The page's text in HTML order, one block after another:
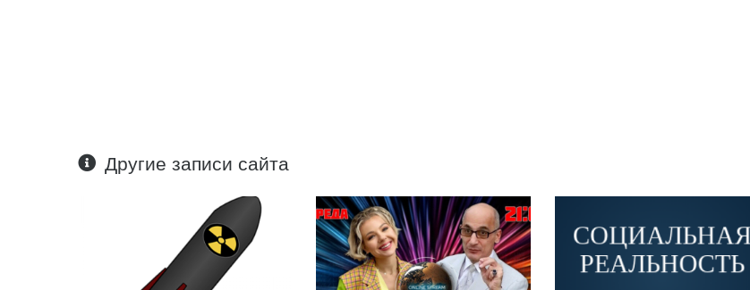
Другие записи сайта